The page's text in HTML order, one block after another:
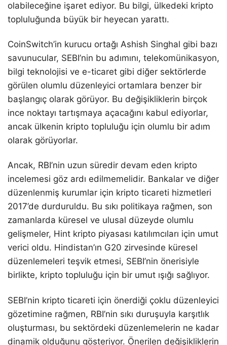
olabileceğine işaret ediyor. Bu bilgi, ülkedeki kripto
topluluğunda büyük bir heyecan yarattı.
CoinSwitch’in kurucu ortağı Ashish Singhal gibi bazı
savunucular, SEBI’nin bu adımını, telekomünikasyon,
bilgi teknolojisi ve e-ticaret gibi diğer sektörlerde
görülen olumlu düzenleyici ortamlara benzer bir
başlangıç olarak görüyor. Bu değişikliklerin birçok
ince noktayı tartışmaya açacağını kabul ediyorlar,
ancak ülkenin kripto topluluğu için olumlu bir adım
olarak görüyorlar.
Ancak, RBI’nin uzun süredir devam eden kripto
incelemesi göz ardı edilmemelidir. Bankalar ve diğer
düzenlenmiş kurumlar için kripto ticareti hizmetleri
2017’de durduruldu. Bu sıkı politikaya rağmen, son
zamanlarda küresel ve ulusal düzeyde olumlu
gelişmeler, Hint kripto piyasası katılımcıları için umut
verici oldu. Hindistan’ın G20 zirvesinde küresel
düzenlemeleri teşvik etmesi, SEBI’nin önerisiyle
birlikte, kripto topluluğu için bir umut ışığı sağlıyor.
SEBI’nin kripto ticareti için önerdiği çoklu düzenleyici
gözetimine rağmen, RBI’nin sıkı duruşuyla karşıtlık
oluşturması, bu sektördeki düzenlemelerin ne kadar
dinamik olduğunu gösteriyor. Önerilen değişikliklerin